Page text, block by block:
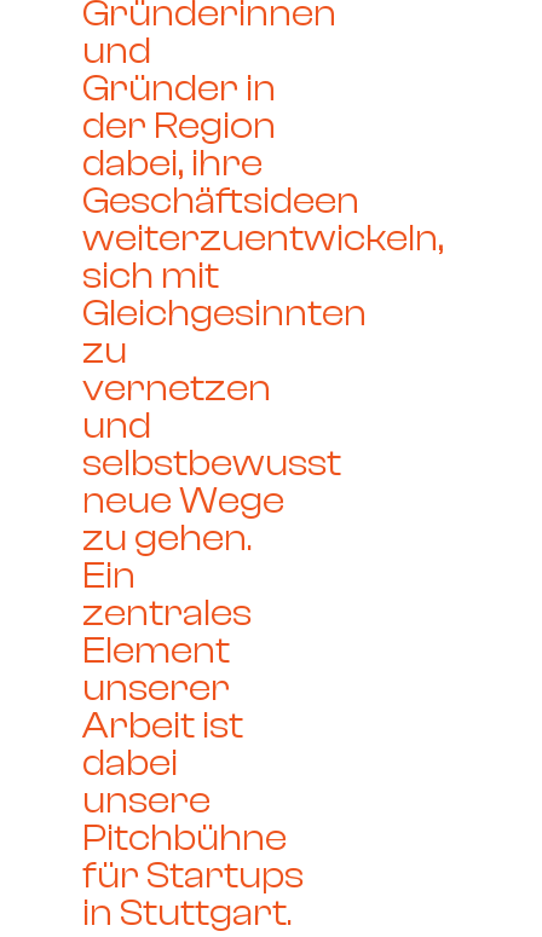
Gründerinnen
und
Gründer in
der Region
dabei, ihre
Geschäftsideen
weiterzuentwickeln,
sich mit
Gleichgesinnten
zu
vernetzen
und
selbstbewusst
neue Wege
zu gehen.
Ein
zentrales
Element
unserer
Arbeit ist
dabei
unsere
Pitchbühne
für Startups
in Stuttgart.